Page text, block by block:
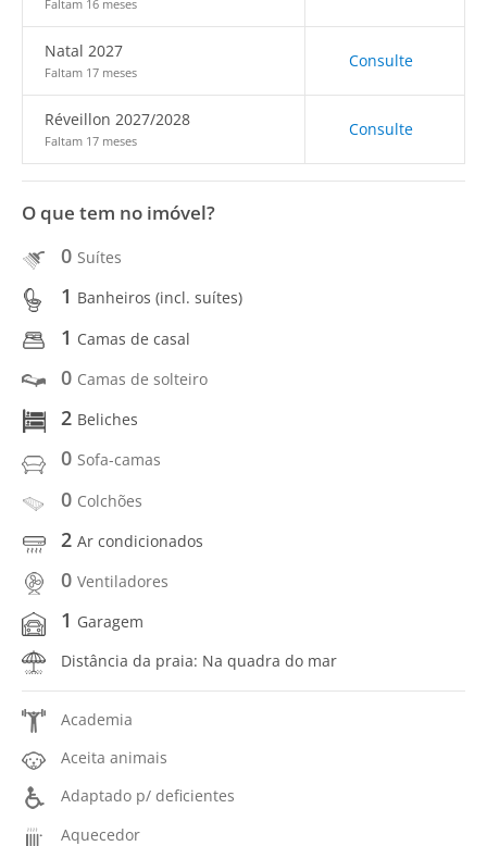
Faltam 16 meses
Natal 2027
Faltam 17 meses
Consulte
Réveillon 2027/2028
Faltam 17 meses
Consulte
O que tem no imóvel?
0 Suítes
1 Banheiros (incl. suítes)
1 Camas de casal
0 Camas de solteiro
2 Beliches
0 Sofa-camas
0 Colchões
2 Ar condicionados
0 Ventiladores
1 Garagem
Distância da praia: Na quadra do mar
Academia
Aceita animais
Adaptado p/ deficientes
Aquecedor